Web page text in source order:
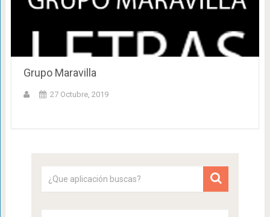
Grupo Maravilla
27 Octubre, 2019